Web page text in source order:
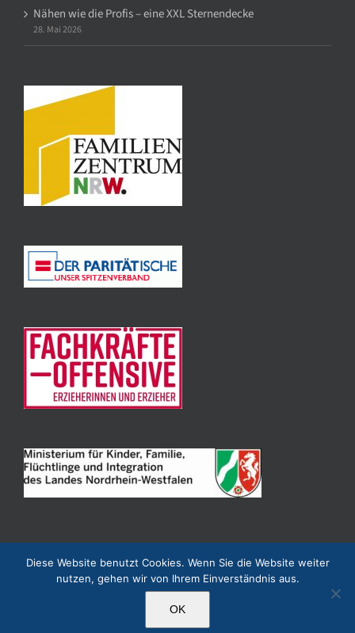
Nähen wie die Profis – eine XXL Sternendecke
28. Mai 2026
Kindertagesstätte Villa Kunterbunt e. V. Niederkassel
Facebook
Diese Website benutzt Cookies. Wenn Sie die Website weiter
nutzen, gehen wir von Ihrem Einverständnis aus.
OK